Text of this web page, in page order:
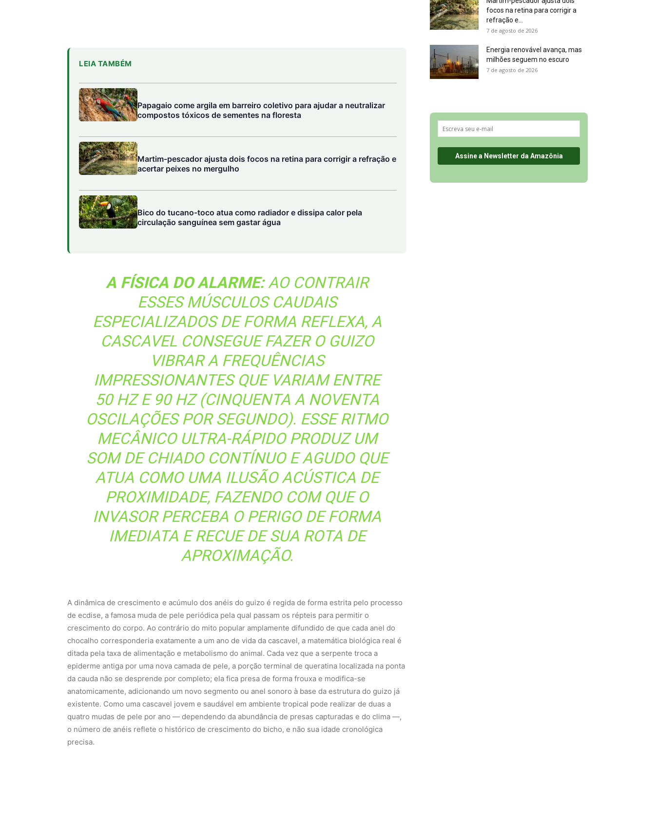
LEIA TAMBÉM
Papagaio come argila em barreiro coletivo para ajudar a neutralizar
compostos tóxicos de sementes na floresta
Martim-pescador ajusta dois focos na retina para corrigir a refração e
acertar peixes no mergulho
Bico do tucano-toco atua como radiador e dissipa calor pela
circulação sanguínea sem gastar água
A FÍSICA DO ALARME:AO CONTRAIR
ESSES MÚSCULOS CAUDAIS
ESPECIALIZADOS DE FORMA REFLEXA, A
CASCAVEL CONSEGUE FAZER O GUIZO
VIBRAR A FREQUÊNCIAS
IMPRESSIONANTES QUE VARIAM ENTRE
50 HZ E 90 HZ (CINQUENTA A NOVENTA
OSCILAÇÕES POR SEGUNDO). ESSE RITMO
MECÂNICO ULTRA-RÁPIDO PRODUZ UM
SOM DE CHIADO CONTÍNUO E AGUDO QUE
ATUA COMO UMA ILUSÃO ACÚSTICA DE
PROXIMIDADE, FAZENDO COM QUE O
INVASOR PERCEBA O PERIGO DE FORMA
IMEDIATA E RECUE DE SUA ROTA DE
APROXIMAÇÃO.
A dinâmica de crescimento e acúmulo dos anéis do guizo é regida de forma estrita pelo processo
de ecdise, a famosa muda de pele periódica pela qual passam os répteis para permitir o
crescimento do corpo. Ao contrário do mito popular amplamente difundido de que cada anel do
chocalho corresponderia exatamente a um ano de vida da cascavel, a matemática biológica real é
ditada pela taxa de alimentação e metabolismo do animal. Cada vez que a serpente troca a
epiderme antiga por uma nova camada de pele, a porção terminal de queratina localizada na ponta
da cauda não se desprende por completo; ela fica presa de forma frouxa e modifica-se
anatomicamente, adicionando um novo segmento ou anel sonoro à base da estrutura do guizo já
existente. Como uma cascavel jovem e saudável em ambiente tropical pode realizar de duas a
quatro mudas de pele por ano — dependendo da abundância de presas capturadas e do clima —,
o número de anéis reflete o histórico de crescimento do bicho, e não sua idade cronológica
precisa.
focos na retina para corrigir a
refração e...
7 de agosto de 2026
Energia renovável avança, mas
milhões seguem no escuro
7 de agosto de 2026